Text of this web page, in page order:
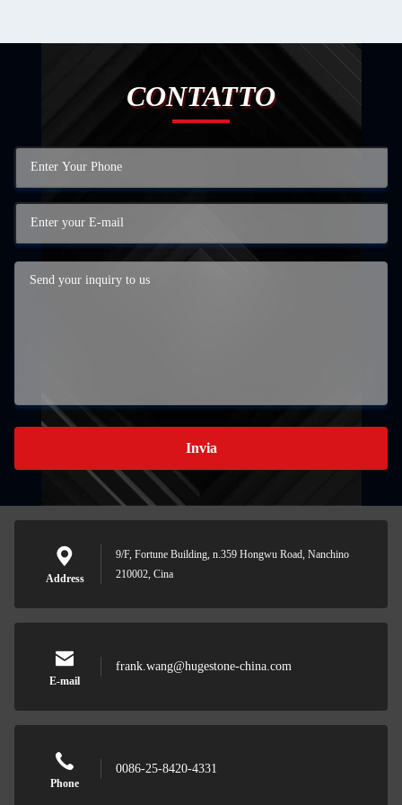
CONTATTO
Invia
Address
9/F, Fortune Building, n.359 Hongwu Road, Nanchino
210002, Cina
E-mail
frank.wang@hugestone-china.com
Phone
0086-25-8420-4331